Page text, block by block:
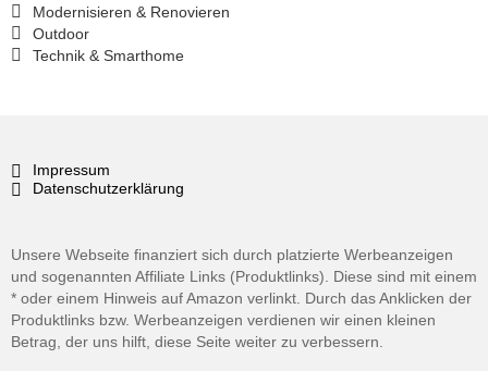
Modernisieren & Renovieren
Outdoor
Technik & Smarthome
Impressum
Datenschutzerklärung
Unsere Webseite finanziert sich durch platzierte Werbeanzeigen
und sogenannten Affiliate Links (Produktlinks). Diese sind mit einem
* oder einem Hinweis auf Amazon verlinkt. Durch das Anklicken der
Produktlinks bzw. Werbeanzeigen verdienen wir einen kleinen
Betrag, der uns hilft, diese Seite weiter zu verbessern.